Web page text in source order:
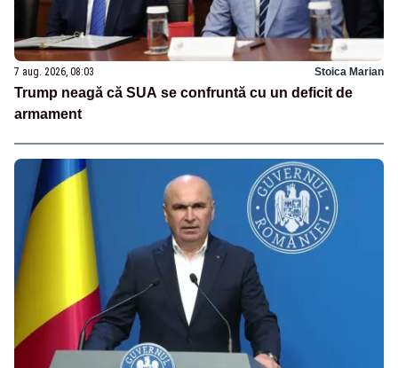
7 aug. 2026, 08:03 Stoica Marian
Trump neagă că SUA se confruntă cu un deficit de
armament